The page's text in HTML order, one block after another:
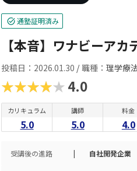
通塾証明済み
【本音】ワナビーア
投稿日：2026.01.30 / 職種： 理学療
★★★★★4.0
カリキュラム
5.0
講師
5.0
料金
4.0
受講後の進路 | 自社開発企業